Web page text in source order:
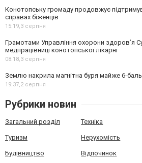
Конотопську громаду продовжує
справах біженців
15:19,3 серпня
Грамотами Управління охорони здоров’я
медпрацівниці конотопської лікарні
08:18,3 серпня
Землю накрила магнітна буря майже 6-
19:37,2 серпня
Рубрики новин
Загальний розділ Техніка
Туризм Нерухомість
Будівництво Відпочинок